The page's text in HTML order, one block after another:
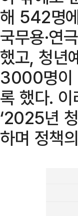
해 542명
국무용·연
했고, 청년
3000명이
록 했다.
‘2025년
하며 정책